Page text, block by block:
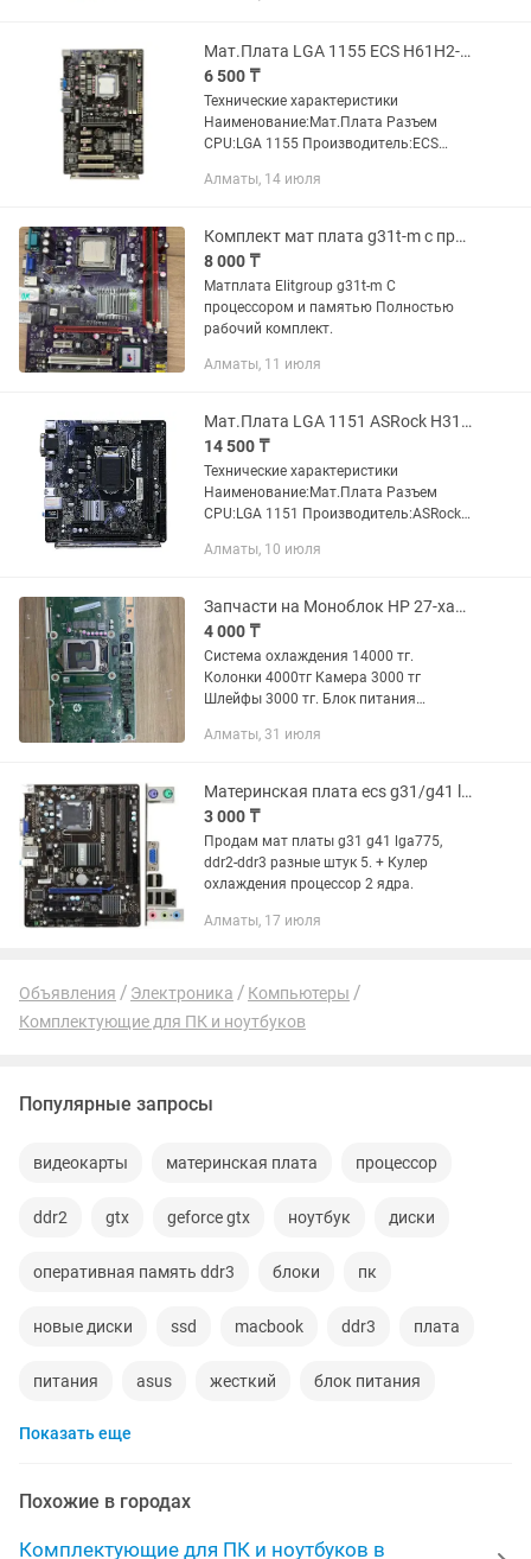
Core i7 3xxx/2хxx, i5 3xxx/2хxx,...
Мат.Плата LGA 1155 ECS H61H2-A 2x DDR3
6 500 ₸
Технические характеристики
Наименование:Мат.Плата Разъем
CPU:LGA 1155 Производитель:ECS
Поддерживаемые процессоры:Intel
Алматы, 14 июля
Комплект мат плата g31t-m с процессором и памятью.
8 000 ₸
Матплата Elitgroup g31t-m С
процессором и памятью Полностью
рабочий комплект.
Алматы, 11 июля
Мат.Плата LGA 1151 ASRock H310CM-HDV 2x DDR4
14 500 ₸
Технические характеристики
Наименование:Мат.Плата Разъем
CPU:LGA 1151 Производитель:ASRock
Поддерживаемые процессоры:Intel
Алматы, 10 июля
Запчасти на Моноблок HP 27-xa0036ur
4 000 ₸
Система охлаждения 14000 тг.
Колонки 4000тг Камера 3000 тг
Шлейфы 3000 тг. Блок питания
mx130 2 gb 10000тг Мат плата - слетел
Алматы, 31 июля
Материнская плата ecs g31/g41 lga775
3 000 ₸
Продам мат платы g31 g41 lga775,
ddr2-ddr3 разные штук 5. + Кулер
охлаждения процессор 2 ядра.
Алматы, 17 июля
Объявления Электроника
Компьютеры
Комплектующие для ПК и ноутбуков
Популярные запросы
видеокарты материнская плата процессор
ddr2 gtx geforce gtx ноутбук диски
оперативная память ddr3 блоки пк
новые диски ssd macbook ddr3 плата
питания asus жесткий блок питания
переходник
шнур lenovo батарея ноутбуки новые
Показать еще
Похожие в городах
Комплектующие для ПК и ноутбуков в